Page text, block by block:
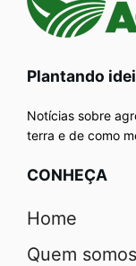
Plantando
Notícias sobre
terra e de como
CONHEÇA
Home
Quem somos